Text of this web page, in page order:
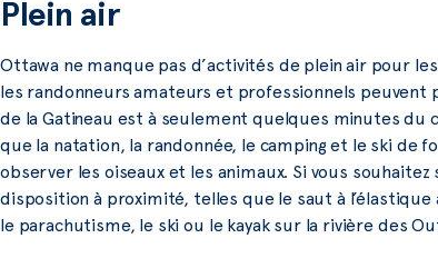
Plein air
Ottawa ne manque pas d’activités de plein air pour
les randonneurs amateurs et professionnels
de la Gatineau est à seulement quelques minutes du
que la natation, la randonnée, le camping et le ski de
observer les oiseaux et les animaux. Si vous
disposition à proximité, telles que le saut à
le parachutisme, le ski ou le kayak sur la rivière des